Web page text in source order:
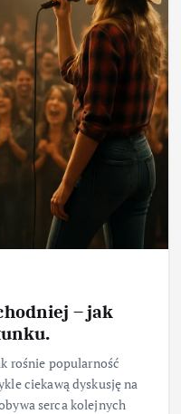
– jak
rośnie popularność
ciekawą dyskusję na
serca kolejnych